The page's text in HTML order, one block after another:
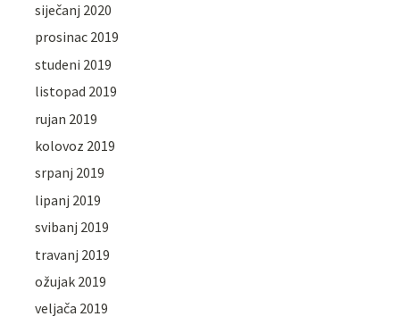
siječanj 2020
prosinac 2019
studeni 2019
listopad 2019
rujan 2019
kolovoz 2019
srpanj 2019
lipanj 2019
svibanj 2019
travanj 2019
ožujak 2019
veljača 2019